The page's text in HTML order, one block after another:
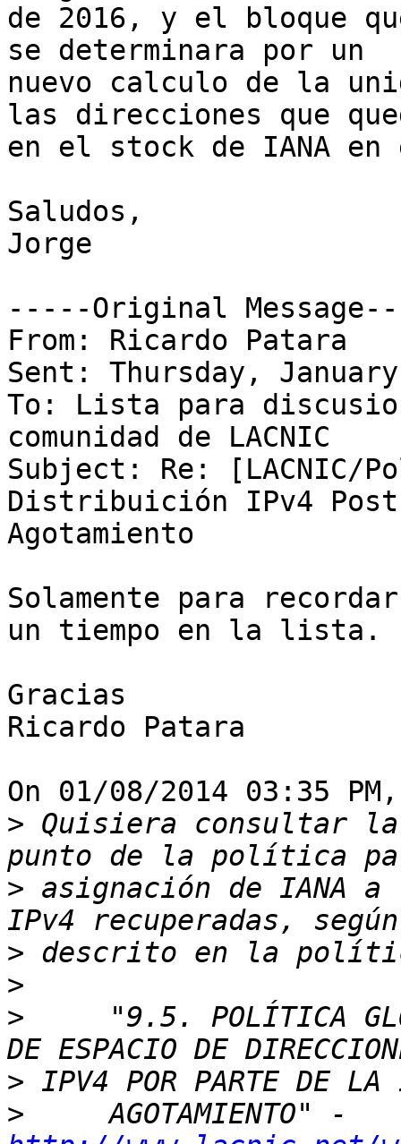
de 2016, y el bloque
se determinara por un
nuevo calculo de la
las direcciones que
en el stock de IANA en
Saludos,
Jorge
-----Original
From: Ricardo Patara
Sent: Thursday,
To: Lista para
comunidad de LACNIC
Subject: Re: [LACNIC/
Distribuición IPv4
Agotamiento
Solamente para
un tiempo en la lista.
Gracias
Ricardo Patara
On 01/08/2014 03:35
> Quisiera consultar la
> asignación de IANA
>
>
>
"9.5. POLÍTICA
>
>